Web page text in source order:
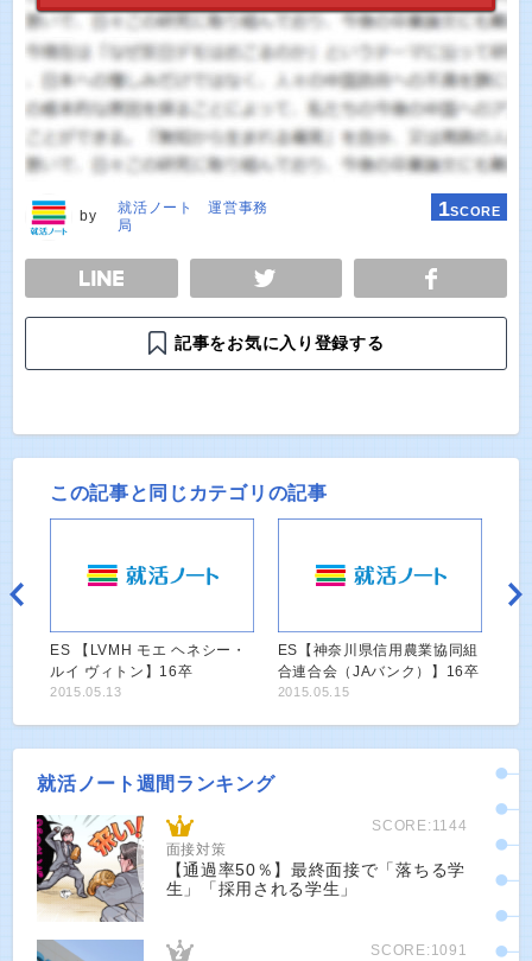
by
就活ノート 運営事務
局
1SCORE
TWEET
記事をお気に入り登録する
この記事と同じカテゴリの記事
ES 【LVMH モエ ヘネシー・
ルイ ヴィトン】16卒
2015.05.13
ES【神奈川県信用農業協同組
合連合会（JAバンク）】16卒
2015.05.15
就活ノート週間ランキング
SCORE:1144
面接対策
【通過率50％】最終面接で「落ちる学
生」「採用される学生」
SCORE:1091